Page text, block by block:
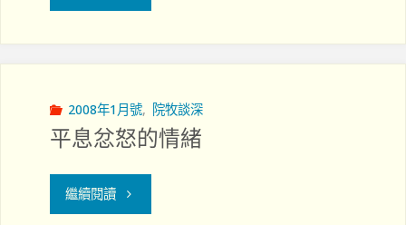
和
醫
德"
長
與
臨
2008年1月號, 院牧談深
平息忿怒的情緒
繼續閱讀"平